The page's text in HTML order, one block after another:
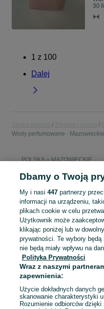
30
1 z 100
Dalej
Wody perfumowane - Mazowieckie
POLSKA » MAZOWIECKIE
Mapa kategorii
Mapa miejscowości
Mapa ministron
Popularne wyszukiwania
Dbamy o Twoją
My i nasi 447partnerzy
informacji na urządzeniu,
plikach cookie w celu
Użytkownik może
klikając poniżej lub w
prywatności. Te wybory
nie będą miały wpływu na
Polityka Prywatności
Wraz z naszymi
zapewnienia:
Użycie dokładnych danych
skanowanie charakterystyki
Rozumienie odbiorców